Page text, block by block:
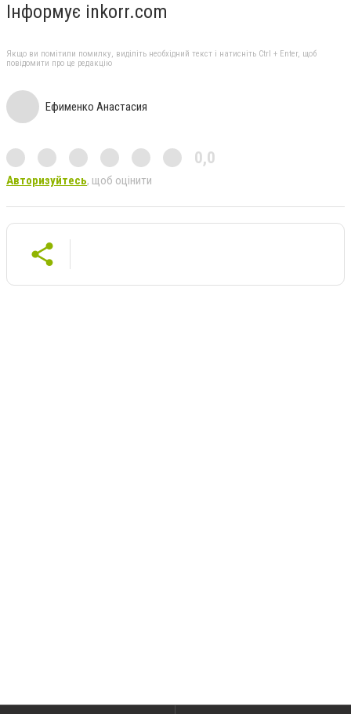
Інформує inkorr.com
Якщо ви помітили помилку, виділіть необхідний текст і натисніть Ctrl + Enter, щоб
повідомити про це редакцію
Ефименко Анастасия
0,0
Авторизуйтесь, щоб оцінити